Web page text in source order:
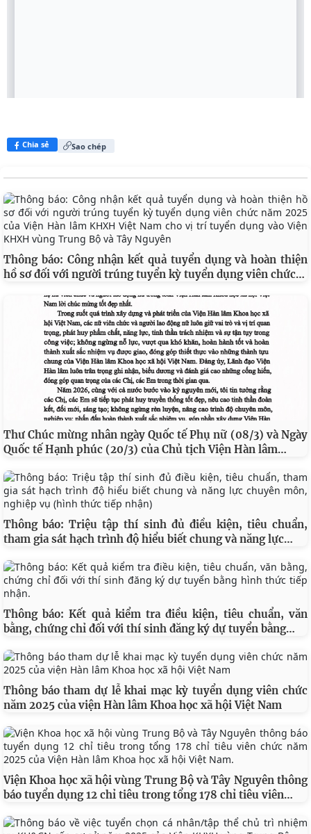
Chia sẻ Sao chép
Thông báo: Công nhận kết quả tuyển dụng và hoàn thiện
hồ sơ đối với người trúng tuyển kỳ tuyển dụng viên chức…
Thư Chúc mừng nhân ngày Quốc tế Phụ nữ (08/3) và Ngày
Quốc tế Hạnh phúc (20/3) của Chủ tịch Viện Hàn lâm…
Thông báo: Triệu tập thí sinh đủ điều kiện, tiêu chuẩn,
tham gia sát hạch trình độ hiểu biết chung và năng lực…
Thông báo: Kết quả kiểm tra điều kiện, tiêu chuẩn, văn
bằng, chứng chỉ đối với thí sinh đăng ký dự tuyển bằng…
Thông báo tham dự lễ khai mạc kỳ tuyển dụng viên chức
năm 2025 của viện Hàn lâm Khoa học xã hội Việt Nam
Viện Khoa học xã hội vùng Trung Bộ và Tây Nguyên thông
báo tuyển dụng 12 chỉ tiêu trong tổng 178 chỉ tiêu viên…